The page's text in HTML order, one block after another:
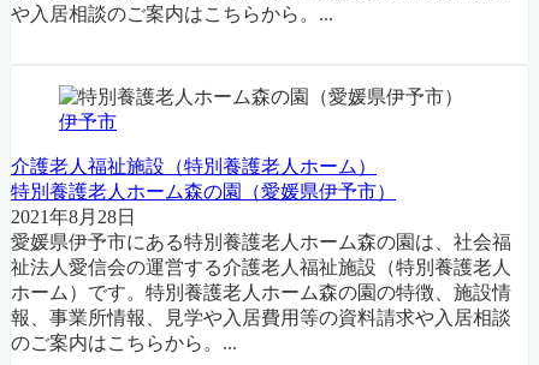
や入居相談のご案内はこちらから。...
伊予市
介護老人福祉施設（特別養護老人ホーム）
特別養護老人ホーム森の園（愛媛県伊予市）
2021年8月28日
愛媛県伊予市にある特別養護老人ホーム森の園は、社会福
祉法人愛信会の運営する介護老人福祉施設（特別養護老人
ホーム）です。特別養護老人ホーム森の園の特徴、施設情
報、事業所情報、見学や入居費用等の資料請求や入居相談
のご案内はこちらから。...